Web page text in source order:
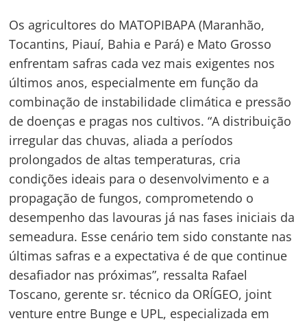
Os agricultores do MATOPIBAPA (Maranhão,
Tocantins, Piauí, Bahia e Pará) e Mato Grosso
enfrentam safras cada vez mais exigentes nos
últimos anos, especialmente em função da
combinação de instabilidade climática e pressão
de doenças e pragas nos cultivos. “A distribuição
irregular das chuvas, aliada a períodos
prolongados de altas temperaturas, cria
condições ideais para o desenvolvimento e a
propagação de fungos, comprometendo o
desempenho das lavouras já nas fases iniciais da
semeadura. Esse cenário tem sido constante nas
últimas safras e a expectativa é de que continue
desafiador nas próximas”, ressalta Rafael
Toscano, gerente sr. técnico da ORÍGEO, joint
venture entre Bunge e UPL, especializada em